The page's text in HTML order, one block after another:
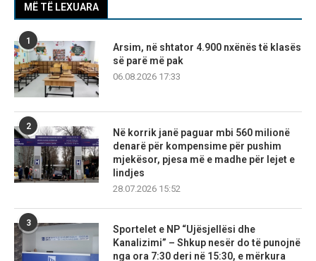
MË TË LEXUARA
1
Arsim, në shtator 4.900 nxënës të klasës
së parë më pak
06.08.2026 17:33
2
Në korrik janë paguar mbi 560 milionë
denarë për kompensime për pushim
mjekësor, pjesa më e madhe për lejet e
lindjes
28.07.2026 15:52
3
Sportelet e NP “Ujësjellësi dhe
Kanalizimi” – Shkup nesër do të punojnë
nga ora 7:30 deri në 15:30, e mërkura